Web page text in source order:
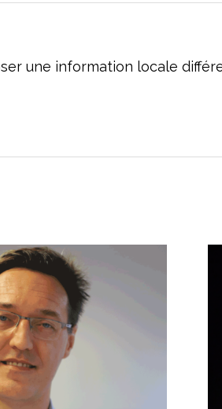
une information locale